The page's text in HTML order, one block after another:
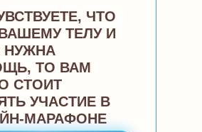
ЧТО
ТЕЛУ И
НУЖНА
ТО ВАМ
СТОИТ
УЧАСТИЕ В
МАРАФОНЕ